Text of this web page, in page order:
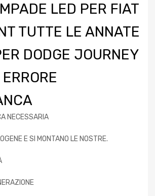
LED PER FIAT
TUTTE LE ANNATE
DODGE JOURNEY
NECESSARIA
E SI MONTANO LE NOSTRE.